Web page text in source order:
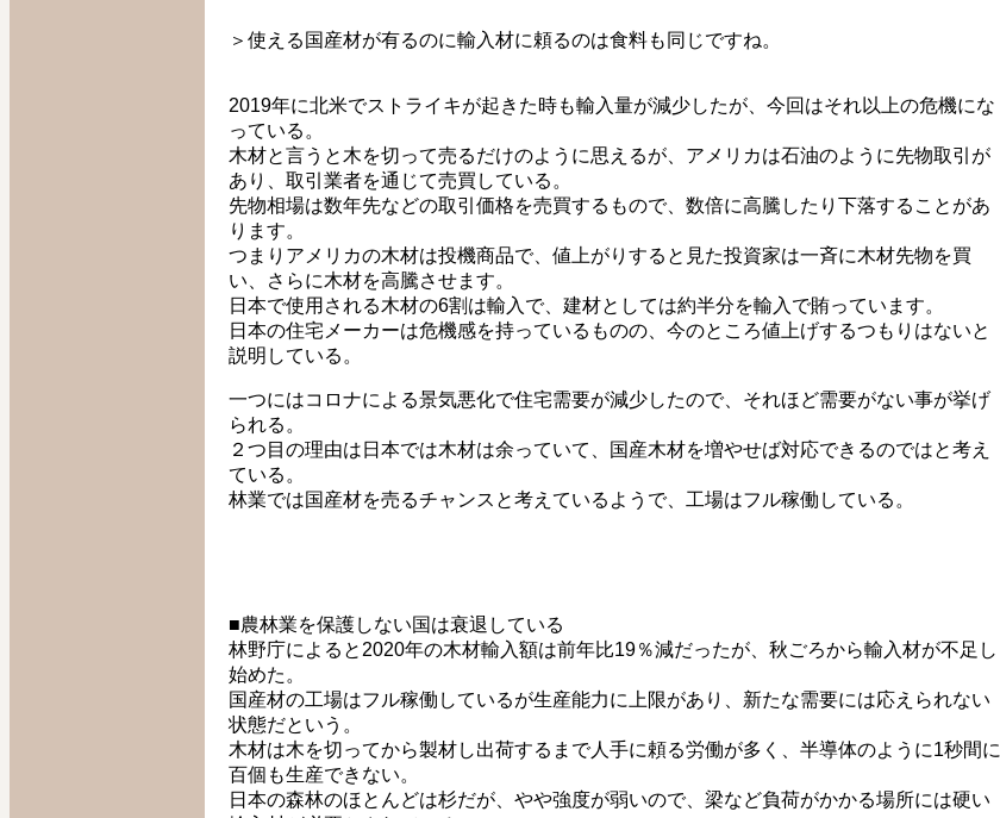
＞使える国産材が有るのに輸入材に頼るのは食料も同じですね。
2019年に北米でストライキが起きた時も輸入量が減少したが、今回はそれ以上の危機にな
っている。
木材と言うと木を切って売るだけのように思えるが、アメリカは石油のように先物取引が
あり、取引業者を通じて売買している。
先物相場は数年先などの取引価格を売買するもので、数倍に高騰したり下落することがあ
ります。
つまりアメリカの木材は投機商品で、値上がりすると見た投資家は一斉に木材先物を買
い、さらに木材を高騰させます。
日本で使用される木材の6割は輸入で、建材としては約半分を輸入で賄っています。
日本の住宅メーカーは危機感を持っているものの、今のところ値上げするつもりはないと
説明している。
一つにはコロナによる景気悪化で住宅需要が減少したので、それほど需要がない事が挙げ
られる。
２つ目の理由は日本では木材は余っていて、国産木材を増やせば対応できるのではと考え
ている。
林業では国産材を売るチャンスと考えているようで、工場はフル稼働している。
■農林業を保護しない国は衰退している
林野庁によると2020年の木材輸入額は前年比19％減だったが、秋ごろから輸入材が不足し
始めた。
国産材の工場はフル稼働しているが生産能力に上限があり、新たな需要には応えられない
状態だという。
木材は木を切ってから製材し出荷するまで人手に頼る労働が多く、半導体のように1秒間に
百個も生産できない。
日本の森林のほとんどは杉だが、やや強度が弱いので、梁など負荷がかかる場所には硬い